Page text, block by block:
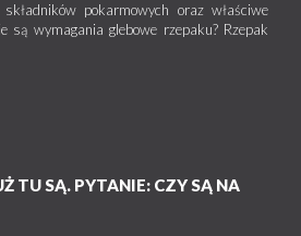
składników pokarmowych oraz właściwe
są wymagania glebowe rzepaku? Rzepak
TU SĄ. PYTANIE: CZY SĄ NA